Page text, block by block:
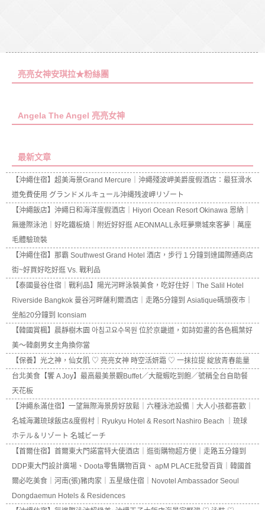
亮亮女神安琪拉★粉絲團
Angela The Angel 亮亮女神
最新文章
【沖繩住宿】超美海景Grand Mercure｜沖繩殘波岬美爵度假酒店：最狂滑水
道免費使用 グランドメルキュール沖縄残波岬リゾート
【沖繩飯店】沖繩日和海洋度假酒店｜Hiyori Ocean Resort Okinawa 恩納｜
無邊際泳池｜好吃鐵板燒｜附近好好逛 AEONMALL永旺夢樂城來客夢｜萬座
毛體驗琉裝
【沖繩住宿】那霸 Southwest Grand Hotel 酒店，步行１分鐘到達國際通商店
街~好買好吃好逛 Vs. 戰利品
【泰國曼谷住宿｜戰利品】陽光河畔泳裝美食，吃好住好｜The Salil Hotel
Riverside Bangkok 曼谷河畔薩利爾酒店｜走路5分鐘到 Asiatique碼頭夜市｜
坐船20分鐘到 Iconsiam
【韓國賞楓】晨靜樹木園 아침고요수목원 位於京畿道，如詩如畫的各色楓葉好
美～韓劇男女主角換你當
【保養】光之神，仙女肌 ♡ 亮亮女神 時空活妍霜 ♡ 一抹拉提 綻放青春能量
台北美食【饗 A Joy】最高最美景觀Buffet／大龍蝦吃到飽／號稱全台自助餐
天花板
【沖繩糸滿住宿】一望無際海景房好放鬆｜六種泳池設備｜大人小孩都喜歡｜
名城海灘琉球飯店&度假村｜Ryukyu Hotel & Resort Nashiro Beach ｜琉球
ホテル＆リゾート 名城ビーチ
【首爾住宿】首爾東大門諾富特大使酒店｜逛街購物超方便｜走路五分鐘到
DDP東大門設計廣場、Doota零售購物百貨、 apM PLACE批發百貨｜韓國首
爾必吃美食｜河南(張)豬肉家｜五星級住宿｜Novotel Ambassador Seoul
Dongdaemun Hotels & Residences